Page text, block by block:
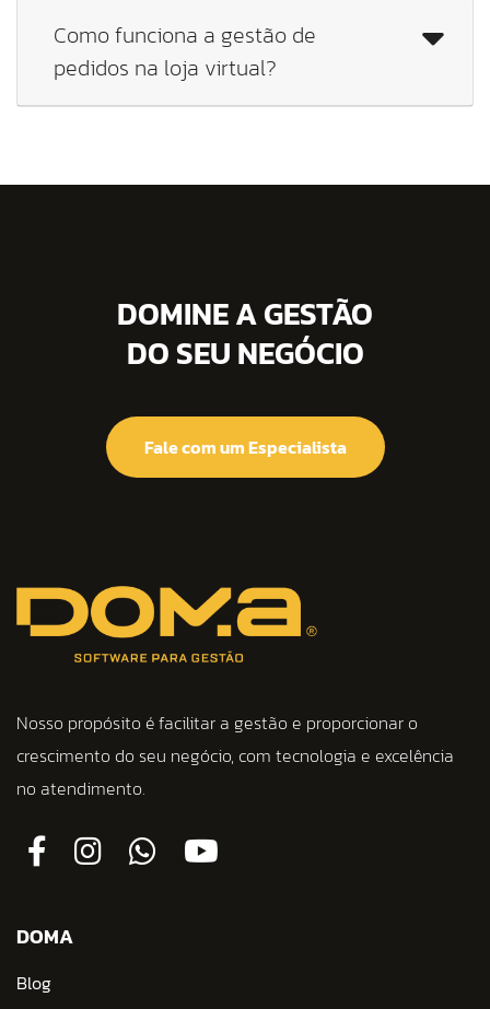
Como funciona a gestão de
pedidos na loja virtual?
DOMINE A GESTÃO
DO SEU NEGÓCIO
Fale com um Especialista
Nosso propósito é facilitar a gestão e proporcionar o
crescimento do seu negócio, com tecnologia e excelência
no atendimento.
DOMA
Blog